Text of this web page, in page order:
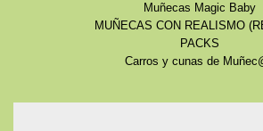
Muñecas Magic Baby
MUÑECAS CON REALISMO
PACKS
Carros y cunas de